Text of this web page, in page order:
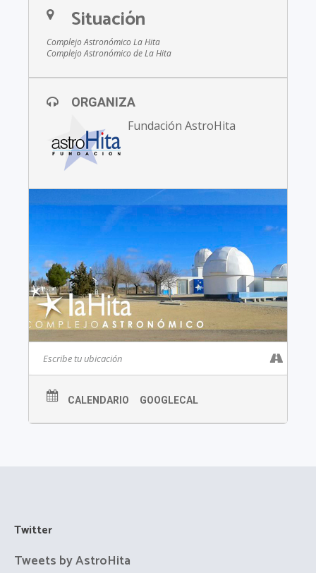
Situación
Complejo Astronómico La Hita
Complejo Astronómico de La Hita
ORGANIZA
Fundación AstroHita
CALENDARIO GOOGLECAL
Twitter
Tweets by AstroHita